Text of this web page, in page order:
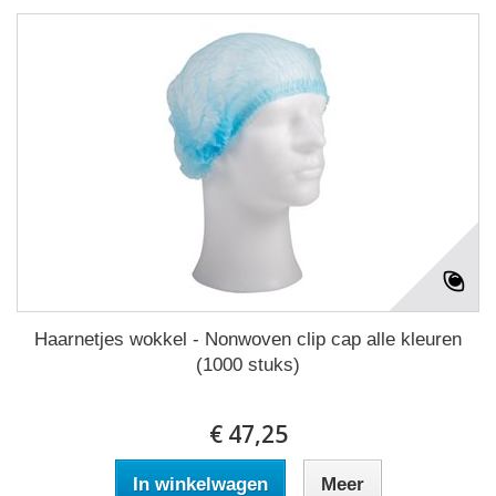
Haarnetjes wokkel - Nonwoven clip cap alle kleuren
(1000 stuks)
€ 47,25
In winkelwagen Meer